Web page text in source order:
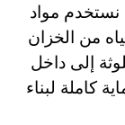
نستخدم مواد
من الخزان
إلى داخل
كاملة لبناء